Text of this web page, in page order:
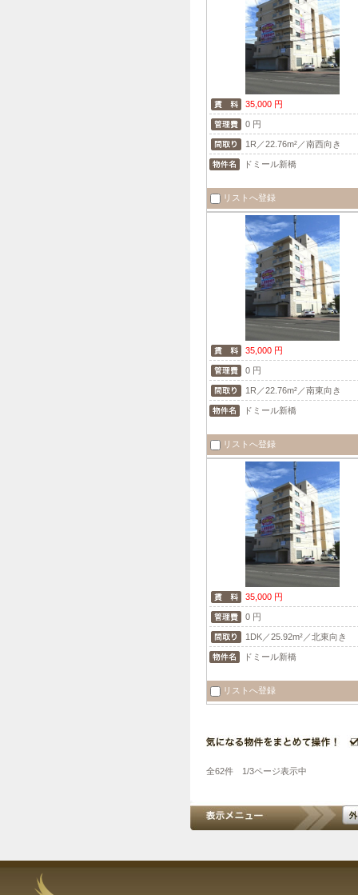
35,000 円
0 円
1R／22.76m²／南西向き
ドミール新橋
リストへ登録
35,000 円
0 円
1R／22.76m²／南東向き
ドミール新橋
リストへ登録
35,000 円
0 円
1DK／25.92m²／北東向き
ドミール新橋
リストへ登録
全62件 1/3ページ表示中